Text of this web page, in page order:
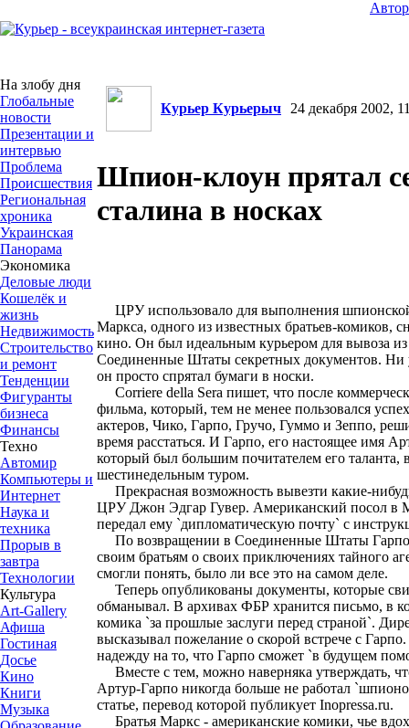
На злобу дня
Глобальные
новости
Презентации и
интервью
Проблема
Происшествия
Региональная
хроника
Украинская
Панорама
Экономика
Деловые люди
Кошелёк и
жизнь
Недвижимость
Строительство
и ремонт
Тенденции
Фигуранты
бизнеса
Финансы
Техно
Автомир
Компьютеры и
Интернет
Наука и
техника
Прорыв в
завтра
Технологии
Культура
Art-Gallery
Афиша
Гостиная
Досье
Кино
Книги
Музыка
Курьер Курьерыч 24 декабря 2002,
Шпион-клоун прятал
сталина в носках
ЦРУ использовало для выполнения
Маркса, одного из известных братьев-комиков,
кино. Он был идеальным курьером для вывоза
Соединенные Штаты секретных документов. Ни
он просто спрятал бумаги в носки.
Corriere della Sera пишет, что после
фильма, который, тем не менее пользовался
актеров, Чико, Гарпо, Гручо, Гуммо и Зеппо,
время расстаться. И Гарпо, его настоящее имя
который был большим почитателем его таланта,
шестинедельным туром.
Прекрасная возможность вывезти какие-
ЦРУ Джон Эдгар Гувер. Американский посол в
передал ему `дипломатическую почту` с
По возвращении в Соединенные Штаты Гарпо
своим братьям о своих приключениях тайного
смогли понять, было ли все это на самом деле.
Теперь опубликованы документы, которые
обманывал. В архивах ФБР хранится письмо, в
комика `за прошлые заслуги перед страной`.
высказывал пожелание о скорой встрече с
надежду на то, что Гарпо сможет `в будущем
Вместе с тем, можно наверняка утверждать,
Артур-Гарпо никогда больше не работал
статье, перевод которой публикует Inopressa.ru.
Братья Маркс - американские комики, чье